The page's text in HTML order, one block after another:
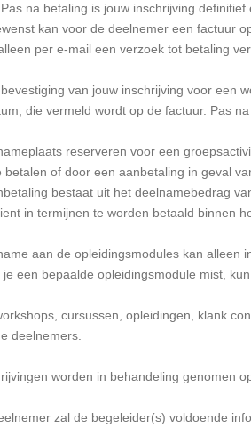
na betaling is jouw inschrijving
kan voor de deelnemer een factuur
per e-mail een verzoek tot betaling
van jouw inschrijving voor een
die vermeld wordt op de factuur. Pas
reserveren voor een
betalen of door een aanbetaling in geval
bestaat uit het deelnamebedrag
in termijnen te worden betaald binnen
aan de opleidingsmodules kan alleen
je een bepaalde opleidingsmodule mist,
cursussen, opleidingen, klank
deelnemers.
worden in behandeling genomen
zal de begeleider(s) voldoende